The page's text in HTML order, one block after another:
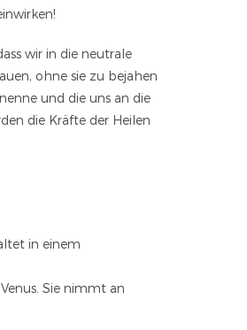
wir in die neutrale
ohne sie zu bejahen
und die uns an die
die Kräfte der Heilen
in einem
Sie nimmt an